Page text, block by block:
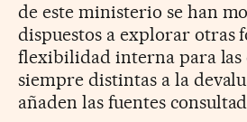
de este ministerio se han
dispuestos a explorar otras
flexibilidad interna para las
siempre distintas a la
añaden las fuentes